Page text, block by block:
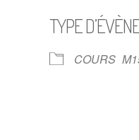
TYPE
COURS